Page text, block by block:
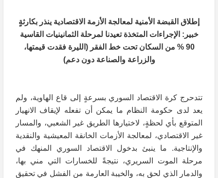
إطلاق القبضة الأمنية لمعالجة الأزمة الاقتصادية ينذر بكارثةٍ
خبير: الإجراءات المتخذة تعيدنا لمرحلة الثمانينيات القاسية
90 % من السكان تحت خط الفقر (الليرة فقدت قيمتها،
والزراعة والصناعة دون دعم)
تتدحرج كرة الاقتصاد السوري بسرعةٍ إلى قاع الهاوية، ولم
يعد لدى حكومة النظام ما يمكن أن تفعله لإيقاف الانهيار
المتوقع بأي لحظةٍ، لاختيارها الطريق غير الشعبي، والمسار
غير الاقتصادي، لمعالجة الأزمات الخانقة المعيشية والنقدية
والإنتاجية. ما ينبئ بدخول الاقتصاد السوري المنهك في
مرحلة الموت السريري، نتيجةً للخسارات التي مني بها،
والدمار الذي لحق به، والخيبة العارمة من الفشل في تحقيق